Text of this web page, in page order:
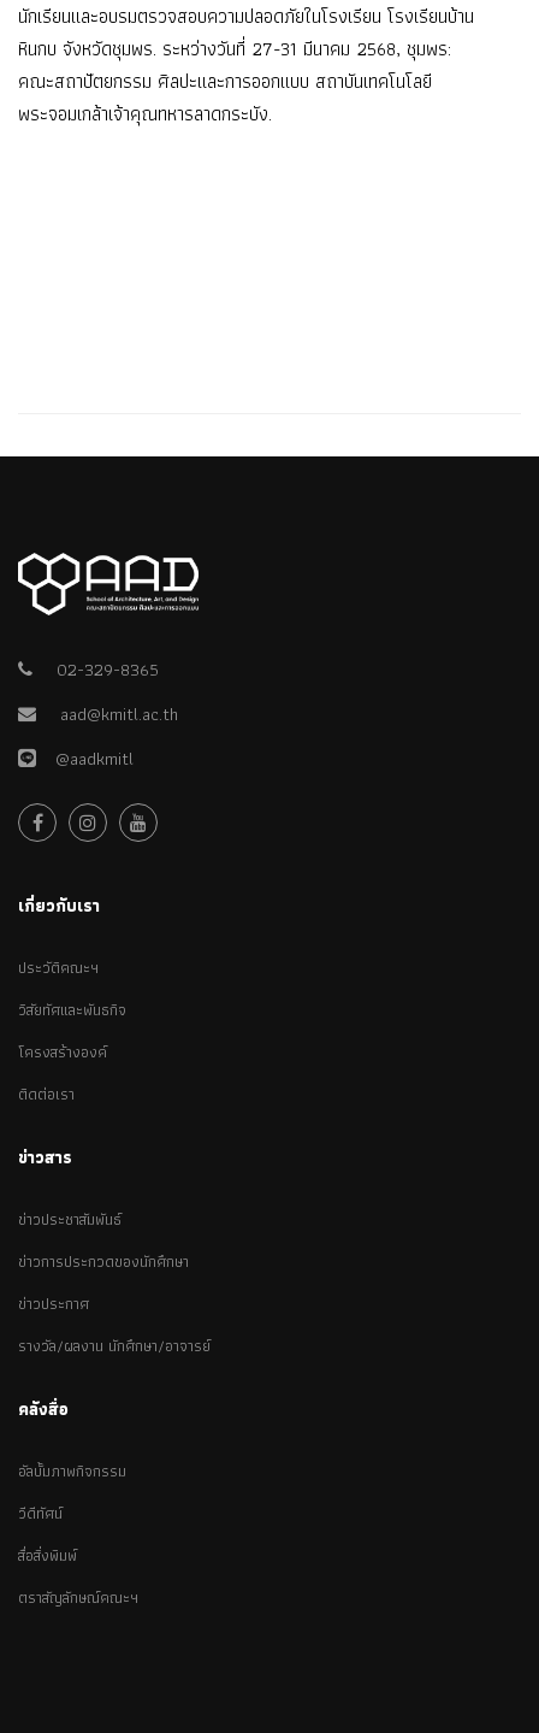
นักเรียนและอบรมตรวจสอบความปลอดภัยในโรงเรียน โรงเรียนบ้าน
หินกบ จังหวัดชุมพร. ระหว่างวันที่ 27-31 มีนาคม 2568, ชุมพร:
คณะสถาปัตยกรรม ศิลปะและการออกแบบ สถาบันเทคโนโลยี
พระจอมเกล้าเจ้าคุณทหารลาดกระบัง.
02-329-8365
aad@kmitl.ac.th
@aadkmitl
เกี่ยวกับเรา
ประวัติคณะฯ
วิสัยทัศและพันธกิจ
โครงสร้างองค์
ติดต่อเรา
ข่าวสาร
ข่าวประชาสัมพันธ์
ข่าวการประกวดของนักศึกษา
ข่าวประกาศ
รางวัล/ผลงาน นักศึกษา/อาจารย์
คลังสื่อ
อัลบั้มภาพกิจกรรม
วีดีทัศน์
สื่อสิ่งพิมพ์
ตราสัญลักษณ์คณะฯ